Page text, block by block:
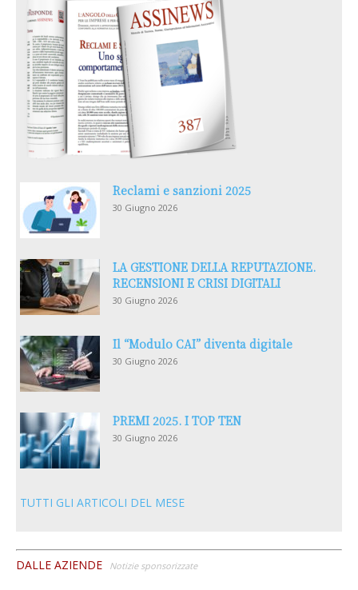
Reclami e sanzioni 2025
30 Giugno 2026
LA GESTIONE DELLA REPUTAZIONE.
RECENSIONI E CRISI DIGITALI
30 Giugno 2026
Il “Modulo CAI” diventa digitale
30 Giugno 2026
PREMI 2025. I TOP TEN
30 Giugno 2026
TUTTI GLI ARTICOLI DEL MESE
DALLE AZIENDE Notizie sponsorizzate